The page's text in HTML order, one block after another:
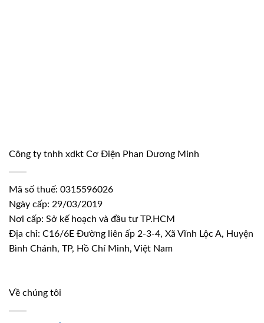
Công ty tnhh xdkt Cơ Điện Phan Dương Minh
Mã số thuế: 0315596026
Ngày cấp: 29/03/2019
Nơi cấp: Sở kế hoạch và đầu tư TP.HCM
Địa chỉ: C16/6E Đường liên ấp 2-3-4, Xã Vĩnh Lộc A, Huyện
Bình Chánh, TP, Hồ Chí Minh, Việt Nam
Về chúng tôi